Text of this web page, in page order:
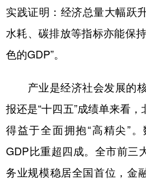
地方频道
浙江 安徽
山东 河南
广东 广西
实践证明：经济总量大幅跃
水耗、碳排放等指标亦能保
色的GDP”。
产业是经济社会发展的核
报还是“十四五”成绩单来看，
得益于全面拥抱“高精尖”
GDP比重超四成。全市前三
务业规模稳居全国首位，金